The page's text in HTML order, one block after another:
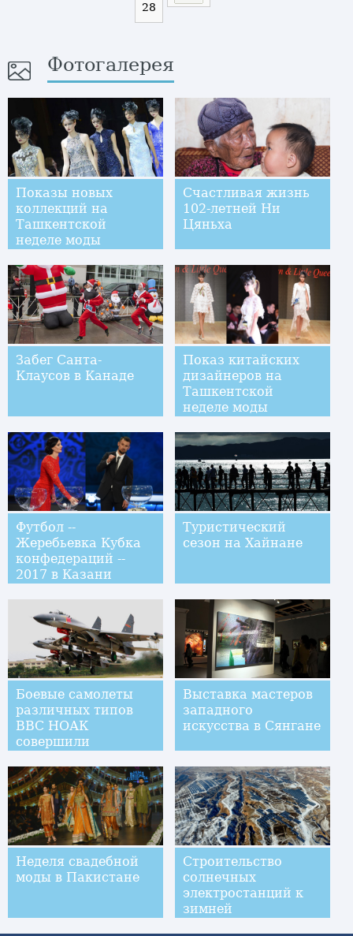
28
Фотогалерея
Показы новых
коллекций на
Ташкентской
неделе моды
Счастливая жизнь
102-летней Ни
Цяньха
Забег Санта-
Клаусов в Канаде
Показ китайских
дизайнеров на
Ташкентской
неделе моды
Футбол --
Жеребьевка Кубка
конфедераций --
2017 в Казани
Туристический
сезон на Хайнане
Боевые самолеты
различных типов
ВВС НОАК
совершили
перелет через
проливы Баши и
Мияко
Выставка мастеров
западного
искусства в Сянгане
Неделя свадебной
моды в Пакистане
Строительство
солнечных
электростанций к
зимней